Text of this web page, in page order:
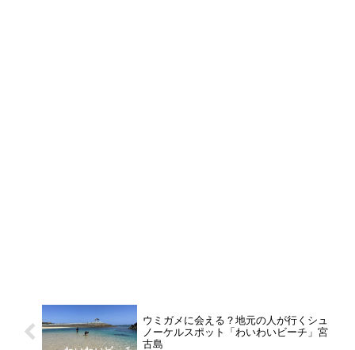
ウミガメに会える？地元の人が行くシュ
ノーケルスポット「わいわいビーチ」宮
古島